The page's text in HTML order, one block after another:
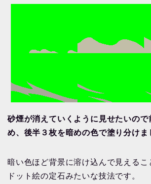
砂煙が消えていくように見せたいので
め、後半３枚を暗めの色で塗り分けま
暗い色ほど背景に溶け込んで見えるこ
ドット絵の定石みたいな技法です。